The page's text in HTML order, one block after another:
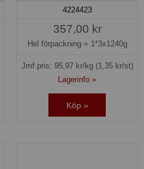
4224423
357,00 kr
Hel förpackning = 1*3x1240g
Jmf.pris: 95,97kr/kg (1,35 kr/st)
Lagerinfo »
Köp »